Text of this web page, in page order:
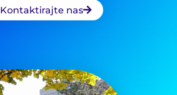
Kontaktirajte nas